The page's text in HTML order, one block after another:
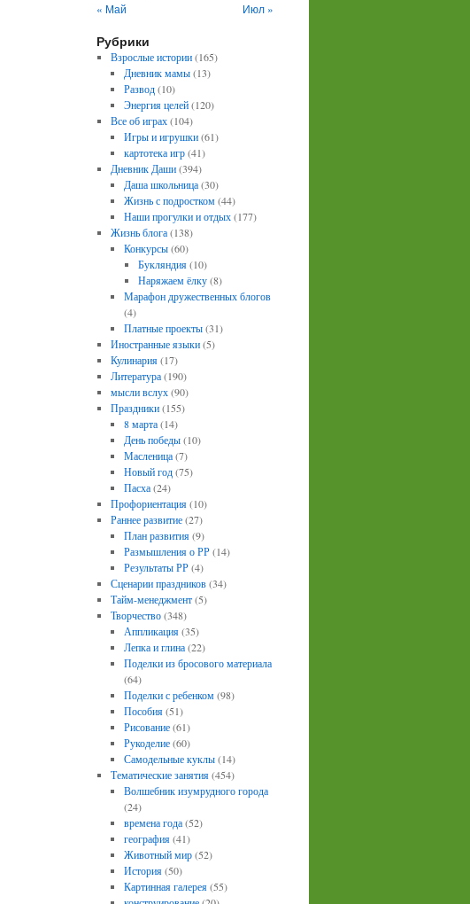
« Май
Июл »
Рубрики
Взрослые истории(165)
Дневник мамы(13)
Развод(10)
Энергия целей(120)
Все об играх(104)
Игры и игрушки(61)
картотека игр(41)
Дневник Даши(394)
Даша школьница(30)
Жизнь с подростком(44)
Наши прогулки и отдых(177)
Жизнь блога(138)
Конкурсы(60)
Букляндия(10)
Наряжаем ёлку(8)
Марафон дружественных блогов
(4)
Платные проекты(31)
Иностранные языки(5)
Кулинария(17)
Литература(190)
мысли вслух(90)
Праздники(155)
8 марта(14)
День победы(10)
Масленица(7)
Новый год(75)
Пасха(24)
Профориентация(10)
Раннее развитие(27)
План развития(9)
Размышления о РР(14)
Результаты РР(4)
Сценарии праздников(34)
Тайм-менеджмент(5)
Творчество(348)
Аппликация(35)
Лепка и глина(22)
Поделки из бросового материала
(64)
Поделки с ребенком(98)
Пособия(51)
Рисование(61)
Рукоделие(60)
Самодельные куклы(14)
Тематические занятия(454)
Волшебник изумрудного города
(24)
времена года(52)
география(41)
Животный мир(52)
История(50)
Картинная галерея(55)